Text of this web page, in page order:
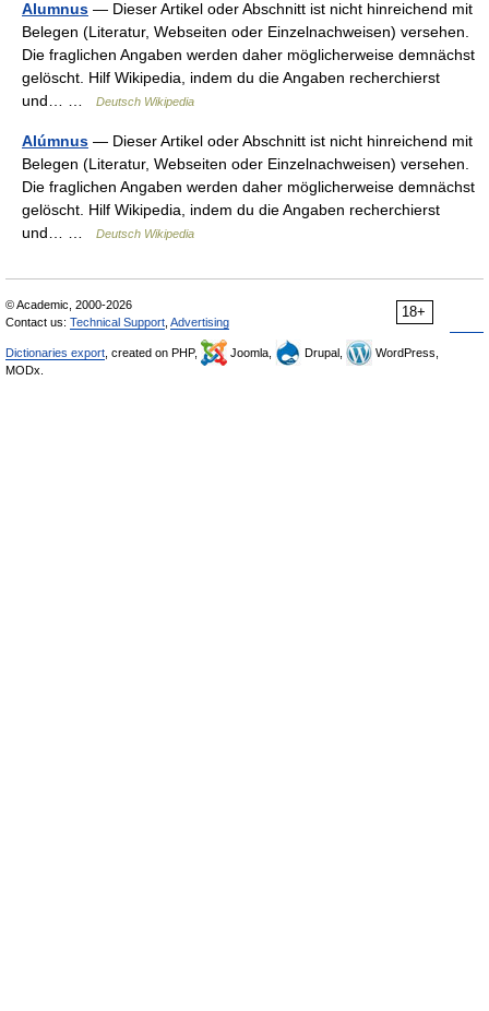
Alumnus — Dieser Artikel oder Abschnitt ist nicht hinreichend mit
Belegen (Literatur, Webseiten oder Einzelnachweisen) versehen.
Die fraglichen Angaben werden daher möglicherweise demnächst
gelöscht. Hilf Wikipedia, indem du die Angaben recherchierst
und… …
Deutsch Wikipedia
Alúmnus — Dieser Artikel oder Abschnitt ist nicht hinreichend mit
Belegen (Literatur, Webseiten oder Einzelnachweisen) versehen.
Die fraglichen Angaben werden daher möglicherweise demnächst
gelöscht. Hilf Wikipedia, indem du die Angaben recherchierst
und… …
Deutsch Wikipedia
18+
© Academic, 2000-2026
Contact us: Technical Support Advertising
Dictionaries export , created on PHP, Joomla, Drupal,
WordPress,
MODx.